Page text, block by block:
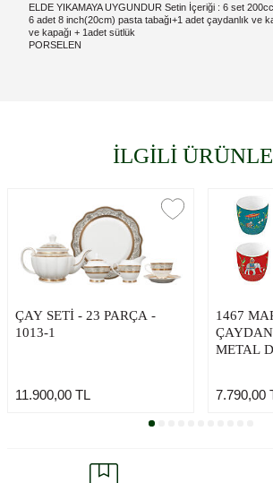
ELDE YIKAMAYA UYGUNDUR Setin İçeriği : 6 set
6 adet 8 inch(20cm) pasta tabağı+1 adet çaydanlık ve
ve kapağı + 1adet sütlük
PORSELEN
İLGİLİ
ÇAY SETİ - 23 PARÇA -
1013-1
11.900,00 TL
1467
METAL
7.790,00